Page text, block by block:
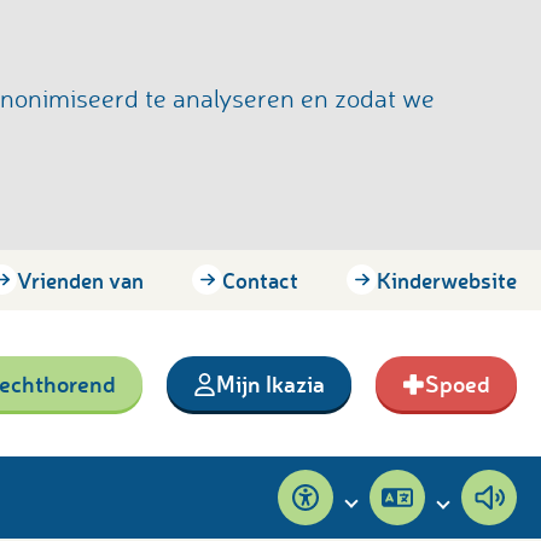
te analyseren en zodat we
Vrienden van Contact Kinderwebsite
Mijn Ikazia Spoed
Toegankelijkheid
Pagina